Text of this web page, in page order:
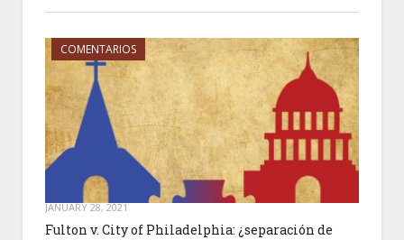
COMENTARIOS
JANUARY 28, 2021
Fulton v. City of Philadelphia: ¿separación de